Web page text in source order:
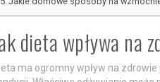
dieta wpływa na
ma ogromny wpływ na